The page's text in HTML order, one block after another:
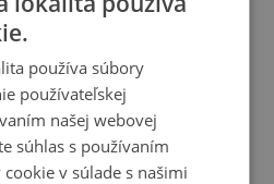
používa súbory
používateľskej
našej webovej
súhlas s používaním
v súlade s našimi